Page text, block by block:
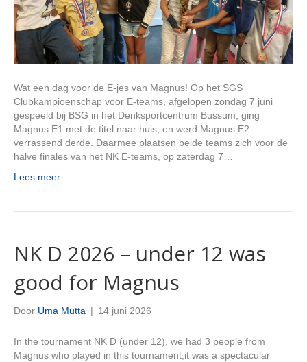
Wat een dag voor de E-jes van Magnus! Op het SGS
Clubkampioenschap voor E-teams, afgelopen zondag 7 juni
gespeeld bij BSG in het Denksportcentrum Bussum, ging
Magnus E1 met de titel naar huis, en werd Magnus E2
verrassend derde. Daarmee plaatsen beide teams zich voor de
halve finales van het NK E-teams, op zaterdag 7…
Lees meer
NK D 2026 – under 12 was
good for Magnus
Door Uma Mutta | 14 juni 2026
In the tournament NK D (under 12), we had 3 people from
Magnus who played in this tournament,it was a spectacular